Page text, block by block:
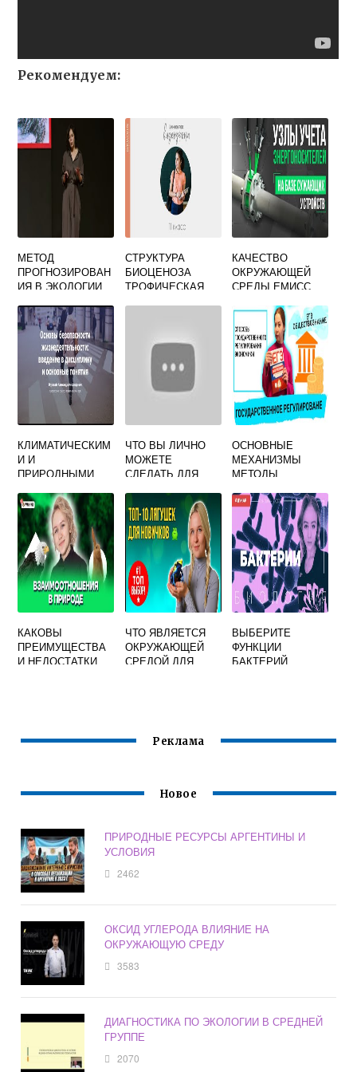
Рекомендуем:
МЕТОД
ПРОГНОЗИРОВАН
ИЯ В ЭКОЛОГИИ
СТРУКТУРА
БИОЦЕНОЗА
ТРОФИЧЕСКАЯ
КАЧЕСТВО
ОКРУЖАЮЩЕЙ
СРЕДЫ ЕМИСС
КЛИМАТИЧЕСКИМ
И И
ПРИРОДНЫМИ
ОБУСЛОВЛЕНЫ
ОПАСНОСТИ
ЧТО ВЫ ЛИЧНО
МОЖЕТЕ
СДЕЛАТЬ ДЛЯ
ПРИРОДЫ И
ОКРУЖАЮЩЕЙ
СРЕДЫ
ОСНОВНЫЕ
МЕХАНИЗМЫ
МЕТОДЫ
ОГО УПРАВЛЕНИЯ
ПРИРОДООХРАНН
ОЙ
ДЕЯТЕЛЬНОСТЬЮ
КАКОВЫ
ПРЕИМУЩЕСТВА
И НЕДОСТАТКИ
ЧТО ЯВЛЯЕТСЯ
ОКРУЖАЮЩЕЙ
СРЕДОЙ ДЛЯ
ВЫБЕРИТЕ
ФУНКЦИИ
БАКТЕРИЙ
Реклама
Новое
ПРИРОДНЫЕ РЕСУРСЫ АРГЕНТИНЫ И
УСЛОВИЯ
2462
ОКСИД УГЛЕРОДА ВЛИЯНИЕ НА
ОКРУЖАЮЩУЮ СРЕДУ
3583
ДИАГНОСТИКА ПО ЭКОЛОГИИ В СРЕДНЕЙ
ГРУППЕ
2070